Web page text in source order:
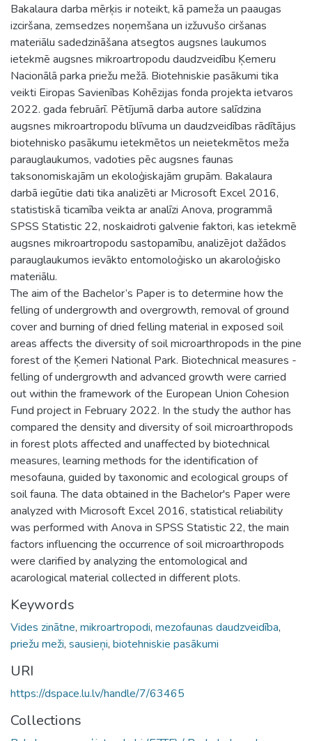
Bakalaura darba mērķis ir noteikt, kā pameža un paaugas
izciršana, zemsedzes noņemšana un izžuvušo ciršanas
materiālu sadedzināšana atsegtos augsnes laukumos
ietekmē augsnes mikroartropodu daudzveidību Ķemeru
Nacionālā parka priežu mežā. Biotehniskie pasākumi tika
veikti Eiropas Savienības Kohēzijas fonda projekta ietvaros
2022. gada februārī. Pētījumā darba autore salīdzina
augsnes mikroartropodu blīvuma un daudzveidības rādītājus
biotehnisko pasākumu ietekmētos un neietekmētos meža
parauglaukumos, vadoties pēc augsnes faunas
taksonomiskajām un ekoloģiskajām grupām. Bakalaura
darbā iegūtie dati tika analizēti ar Microsoft Excel 2016,
statistiskā ticamība veikta ar analīzi Anova, programmā
SPSS Statistic 22, noskaidroti galvenie faktori, kas ietekmē
augsnes mikroartropodu sastopamību, analizējot dažādos
parauglaukumos ievākto entomoloģisko un akaroloģisko
materiālu.
The aim of the Bachelor’s Paper is to determine how the
felling of undergrowth and overgrowth, removal of ground
cover and burning of dried felling material in exposed soil
areas affects the diversity of soil microarthropods in the pine
forest of the Ķemeri National Park. Biotechnical measures -
felling of undergrowth and advanced growth were carried
out within the framework of the European Union Cohesion
Fund project in February 2022. In the study the author has
compared the density and diversity of soil microarthropods
in forest plots affected and unaffected by biotechnical
measures, learning methods for the identification of
mesofauna, guided by taxonomic and ecological groups of
soil fauna. The data obtained in the Bachelor's Paper were
analyzed with Microsoft Excel 2016, statistical reliability
was performed with Anova in SPSS Statistic 22, the main
factors influencing the occurrence of soil microarthropods
were clarified by analyzing the entomological and
acarological material collected in different plots.
Keywords
Vides zinātne, mikroartropodi, mezofaunas daudzveidība,
priežu meži, sausieņi, biotehniskie pasākumi
URI
https://dspace.lu.lv/handle/7/63465
Collections